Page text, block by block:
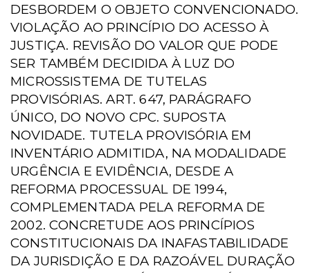
DESBORDEM O OBJETO CONVENCIONADO.
VIOLAÇÃO AO PRINCÍPIO DO ACESSO À
JUSTIÇA. REVISÃO DO VALOR QUE PODE
SER TAMBÉM DECIDIDA À LUZ DO
MICROSSISTEMA DE TUTELAS
PROVISÓRIAS. ART. 647, PARÁGRAFO
ÚNICO, DO NOVO CPC. SUPOSTA
NOVIDADE. TUTELA PROVISÓRIA EM
INVENTÁRIO ADMITIDA, NA MODALIDADE
URGÊNCIA E EVIDÊNCIA, DESDE A
REFORMA PROCESSUAL DE 1994,
COMPLEMENTADA PELA REFORMA DE
2002. CONCRETUDE AOS PRINCÍPIOS
CONSTITUCIONAIS DA INAFASTABILIDADE
DA JURISDIÇÃO E DA RAZOÁVEL DURAÇÃO